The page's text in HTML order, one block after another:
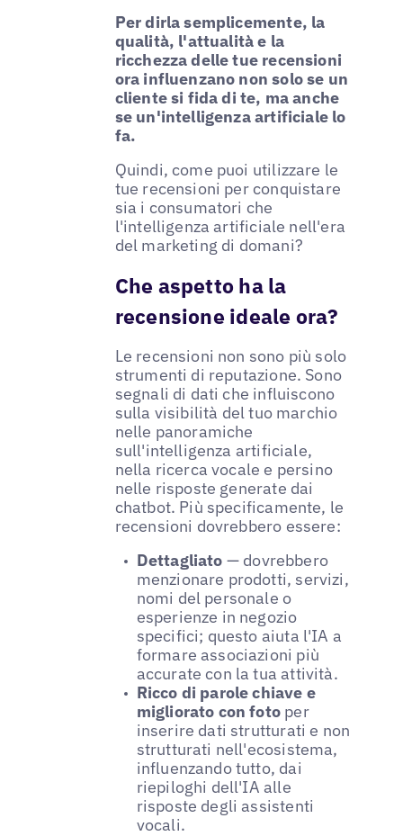
Per dirla semplicemente, la
qualità, l'attualità e la
ricchezza delle tue recensioni
ora influenzano non solo se un
cliente si fida di te, ma anche
se un'intelligenza artificiale lo
fa.
Quindi, come puoi utilizzare le
tue recensioni per conquistare
sia i consumatori che
l'intelligenza artificiale nell'era
del marketing di domani?
Che aspetto ha la
recensione ideale ora?
Le recensioni non sono più solo
strumenti di reputazione. Sono
segnali di dati che influiscono
sulla visibilità del tuo marchio
nelle panoramiche
sull'intelligenza artificiale,
nella ricerca vocale e persino
nelle risposte generate dai
chatbot. Più specificamente, le
recensioni dovrebbero essere:
Dettagliato — dovrebbero
menzionare prodotti, servizi,
nomi del personale o
esperienze in negozio
specifici; questo aiuta l'IA a
formare associazioni più
accurate con la tua attività.
Ricco di parole chiave e
migliorato con foto per
inserire dati strutturati e non
strutturati nell'ecosistema,
influenzando tutto, dai
riepiloghi dell'IA alle
risposte degli assistenti
vocali.